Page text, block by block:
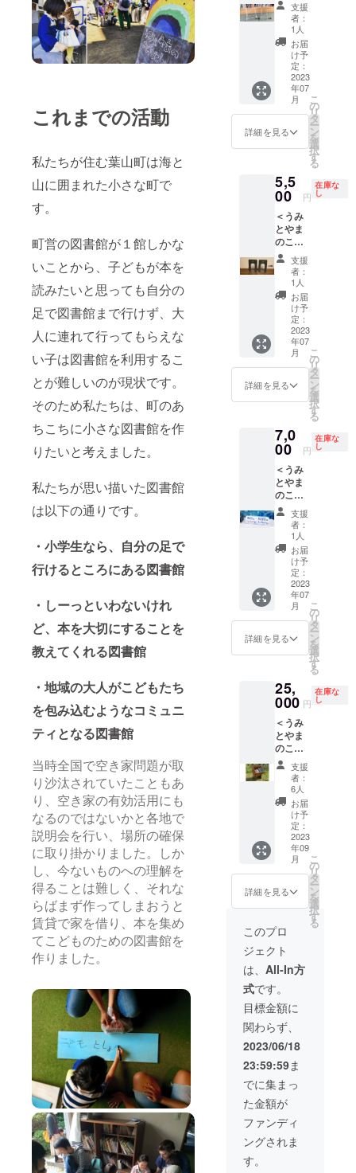
これまでの活動
私たちが住む葉山町は海と
山に囲まれた小さな町で
す。
町営の図書館が１館しかな
いことから、子どもが本を
読みたいと思っても自分の
足で図書館まで行けず、大
人に連れて行ってもらえな
い子は図書館を利用するこ
とが難しいのが現状です。
そのため私たちは、町のあ
ちこちに小さな図書館を作
りたいと考えました。
私たちが思い描いた図書館
は以下の通りです。
・小学生なら、自分の足で
行けるところにある図書館
・しーっといわないけれ
ど、本を大切にすることを
教えてくれる図書館
・地域の大人がこどもたち
を包み込むようなコミュニ
ティとなる図書館
当時全国で空き家問題が取
り沙汰されていたこともあ
り、空き家の有効活用にも
なるのではないかと各地で
説明会を行い、場所の確保
に取り掛かりました。しか
し、今ないものへの理解を
得ることは難しく、それな
らばまず作ってしまおうと
賃貸で家を借り、本を集め
てこどものための図書館を
作りました。
２がよ
い方は
備考欄
にてご
連絡く
ださ
い。 ※
ドリッ
プパッ
パック
「うみ
のこど
もと
しょか
んブレ
ンド」
です。
※原産国
はお届
け商品
のラベ
ルに表
記され
ます。
※実際に
お届け
するリ
ターン
とパッ
ケージ
ザイン
が多少
異なる
場合が
ありま
すの
で、あ
らかじ
めご了
承くだ
さい。
THE
FIVE★
BEANS
一色海
岸そば
にそっ
と佇む
２坪の
は、い
つも
コー
ヒーの
いい香
りが漂
いま
す。い
つも人
がい
て、店
主と話
しなが
らコー
ヒーを
飲んで
いるよ
うな、
町に溶
け込ん
だお店
です。
https://
www.fiv
e-
beans.c
om/
https://
www.fa
cebook.
com/fiv
ebeans
https://
www.in
stagra
m.com/
thefive
わせな
がら 葉
山を拠
点に、
世界展
開を視
野に入
れて活
動中で
回のリ
ターン
せても
らった
「COFF
EE OR
TEE」
は、丁
寧に淹
れられ
た一杯
のハン
ドド
リップ
コー
ヒーの
よう
日が楽
しくな
を、一
枚一枚
刺しゅ
うしたT
シャツ
シリー
ズで
す。
holiday
http://w
e-are-
holiday.
com
instagr
am
ayjun ※
画像は
ン見本
です。
トータ
ルで30
枚限定
です。
ズ：
W75×H
125mm
紙の厚
さ：厚
口175K
■ブック
ポケッ
ト（ノ
リ付）
数量：
約350枚
クリー
ム サイ
W91×H
95mm
紙の厚
さ：中
厚口
70K
※「うみ
とやま
のこど
もと
しょか
ん」ス
が押し
てあり
数量：
約5000
冊分 カ
ラー：
若草 タ
イプ：
A4規格
2段ラベ
ベルカ
バー 数
量：
2000枚
サイ
ズ：
60ｍｍ
素材：
ミクロ
ン 仕
様：UV
カット
加工 ※
半分に
カット
して使
用して
いまし
た。 ■
ブック
コート
フィル
ム 数
サイ
ズ：
30cm・
32cm・
35cm
材質：
ポリ塩
化ビ
ニール
フィル
ム厚：
80ミク
ロン 仕
様：UV
カット
加工、
エンボ
ス加工
※各50ｍ
巻きの
用しま
す） ・
カ
ラー
無塗装
※間伐材
を準備
すると
ころか
らなの
でお時
間がか
かりま
す。一
般社団
法人葉
山の森
保全セ
ンター
と藤本
工務店
の方々
にお願
いして
いま
す。
https://r
yofujim
https://
www.ha
omori.o
rg/
https://
www.in
stagra
m.com/
hayam
anomor
https://
www.fa
cebook.
com/ha
yaman
omori/
うみや
ま号
2023年
5月16日
の運行
最終日
まで走
り続け
てくれ
まし
の作り
付けで
す。
オート
マ、右
ハンド
ルなの
で普通
免許で
誰でも
運転可
能で
す。 バ
ンライ
フ、
オート
キャン
ぜひ！
※神奈川
町で現
状渡し
です。
引き渡
しに関
わる費
用はご
負担く
ださ
い。 ※
運転席
の窓ガ
３㎝ほ
ど開い
ない状
態で
す。 ※
活動報
告にて
画像追
加しま
す。 ■
車名
ベン
ツ ス
プリン
ター
レガ
シー
ングワ
ゴン ■
ド 312
レイン
ボース
ター ■
年式
2006年
12月 ■
走行距
離
11.5万
km ■排
気量
2.3L ■
色 シ
ルバー
（うみ
やま号
の塗装
しょか
んの愛
用品
コース
【ブッ
クスタ
ンド7個
セッ
ト】 本
を飾る
ための
スタン
ドで
す。移
動図書
館の中
で使用
するの
で、図
書館用
品を扱
う会社
の倒れ
にくい
ものを
使用し
ていま
した。
７個
セット
でお送
りしま
す。 ■
サイズ
（小）
W82×D
120×H1
30mm
■サイズ
（大）
W130×
約
D150×
H155m
チール
（樹脂
ティン
グ） う
みとや
まのこ
どもと
しょか
んで使
用して
いたも
のをリ
ターン
にしま
たちが
大切に
きたも
ので
す。引
き続き
いただ
ける方
へ。 ※
多少の
キズや
汚れな
どはご
容赦く
ださ
い。 ※
こちら
のリ
ターン
支援
者：
1人
お届
け予
定：
2023
年07
月
詳細を見る
こ
の
リ
タ
ー
ン
を
選
択
す
る
5,5
00 円
在庫な
し
＜うみ
とやま
のこど
もと
しょか
ん愛用
品コー
ス＞
【ブッ
クエン
ド２個
セット×
５（計
10
個）】
たくさ
を支え
るた
め、図
書館用
品を扱
う会社
のもの
を使用
してい
まし
た。重
量があ
るので
ずれて
くるこ
ともあ
りませ
お持ち
の方
へ。 ・
数量
２個
セット×
５（計
10個）
・商品
サイ
ズ
W120m
m×D16
mm×H1
7mm ・
素材
スチー
ブラッ
とやま
のこど
しょか
んで使
用して
いたも
のをリ
にしま
す。私
たちが
大切に
使って
きたも
ので
支援
者：
1人
お届
け予
定：
2023
年07
月
詳細を見る
こ
の
リ
タ
ー
ン
を
選
択
す
る
7,0
00 円
在庫な
し
＜うみ
とやま
のこど
もと
しょか
ん愛用
品コー
ス＞
【ライ
ブラ
リーカ
レン
ダー 本
体と
月・
日・曜
図書館
のカウ
ンター
で貸出
日と返
却日を
お知ら
せする
ライブ
ラリー
カレン
ダーで
す。１
年しか
使用し
ていな
いので
です。
セット
内容：
本体・
月/日/曜
日プ
レート
・数
量 １
個 ・本
体サイ
ズ
W340m
m ×
D93mm
× H115
mm ・
素材
支援
者：
1人
お届
け予
定：
2023
年07
月
詳細を見る
こ
の
リ
タ
ー
ン
を
選
択
す
る
25,
000 円
在庫な
し
＜うみ
とやま
のこど
もと
しょか
ん愛用
品コー
ス＞
【初代
本箱＋
足】 コ
ロナ禍
でうま
れた
ソー
シャル
ディス
タンス
を保ち
ながら
本を選
ぶこと
ができ
る初代
本箱。
ちいさ
なこど
もも中
の本が
取り出
しやす
い高さ
にして
ありま
支援
者：
6人
お届
け予
定：
2023
年09
月
詳細を見る
こ
の
リ
タ
ー
ン
を
選
択
す
る
このプロ
ジェクト
は、 All-In方
式です。
目標金額に
関わらず、
2023/06/18
23:59:59ま
でに集まっ
た金額が
ファンディ
ングされま
す。